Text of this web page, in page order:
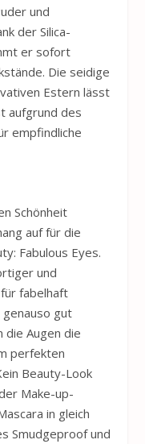
und
der Silica-
er sofort
Die seidige
Estern lässt
aufgrund des
empfindliche
Schönheit
auf für die
Fabulous Eyes.
und
fabelhaft
gut
die Augen die
perfekten
Beauty-Look
Make-up-
in gleich
Smudgeproof und